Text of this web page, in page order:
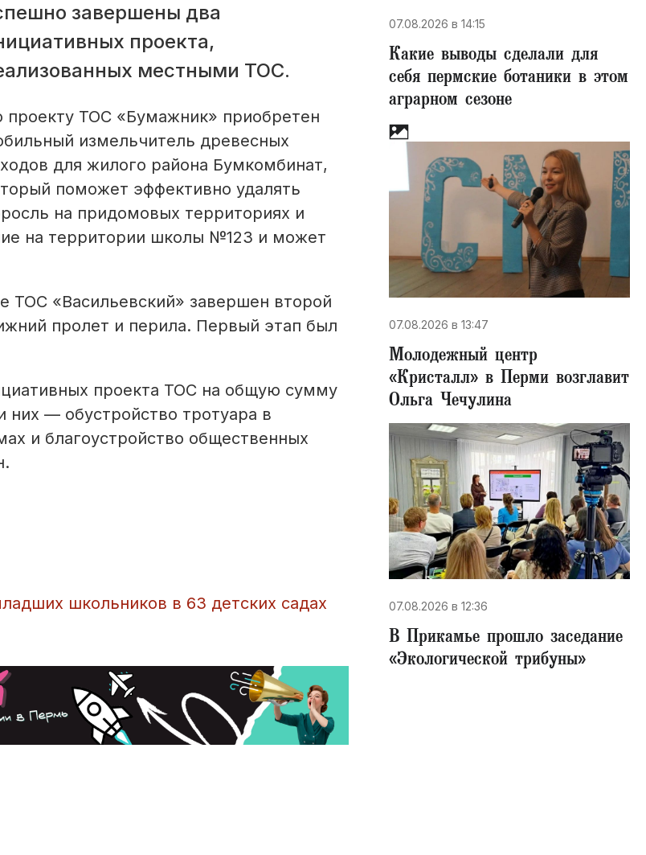
завершены два
проекта,
местными ТОС.
проекту ТОС «Бумажник» приобретен
измельчитель древесных
для жилого района Бумкомбинат,
поможет эффективно удалять
на придомовых территориях и
на территории школы №123 и может
ТОС «Васильевский» завершен второй
пролет и перила. Первый этап был
проекта ТОС на общую сумму
— обустройство тротуара в
и благоустройство общественных
школьников в 63 детских садах
07.08.2026 в 14:15
Какие выводы сделали для
себя пермские ботаники в этом
аграрном сезоне
07.08.2026 в 13:47
Молодежный центр
«Кристалл» в Перми возглавит
Ольга Чечулина
07.08.2026 в 12:36
В Прикамье прошло заседание
«Экологической трибуны»